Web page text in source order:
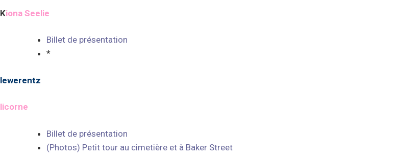
Kiona Seelie
Billet de présentation
*
lewerentz
licorne
Billet de présentation
(Photos) Petit tour au cimetière et à Baker Street